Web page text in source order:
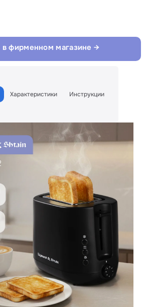
в фирменном магазине →
Характеристики Инструкции